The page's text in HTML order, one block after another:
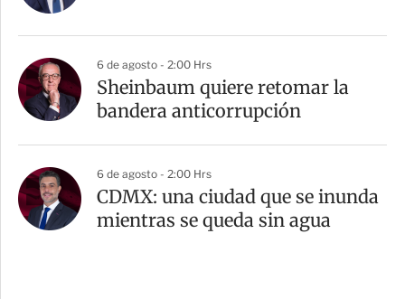
6 de agosto - 2:00 Hrs
Sheinbaum quiere retomar la
bandera anticorrupción
6 de agosto - 2:00 Hrs
CDMX: una ciudad que se inunda
mientras se queda sin agua